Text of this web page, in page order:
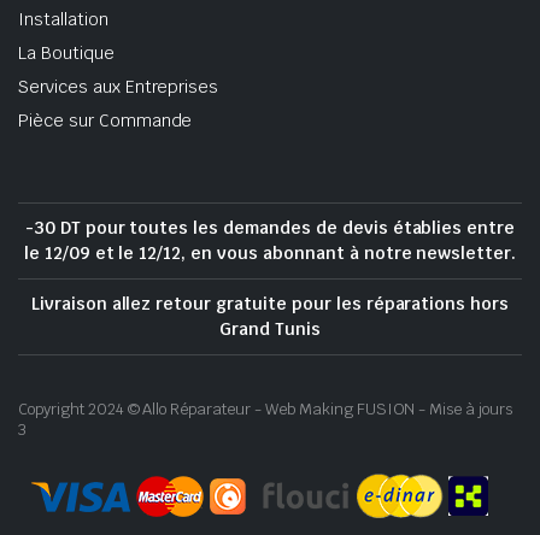
Installation
La Boutique
Services aux Entreprises
Pièce sur Commande
-30 DT pour toutes les demandes de devis établies entre
le 12/09 et le 12/12, en vous abonnant à notre newsletter.
Livraison allez retour gratuite pour les réparations hors
Grand Tunis
Copyright 2024 © Allo Réparateur - Web Making FUSION - Mise à jours
3